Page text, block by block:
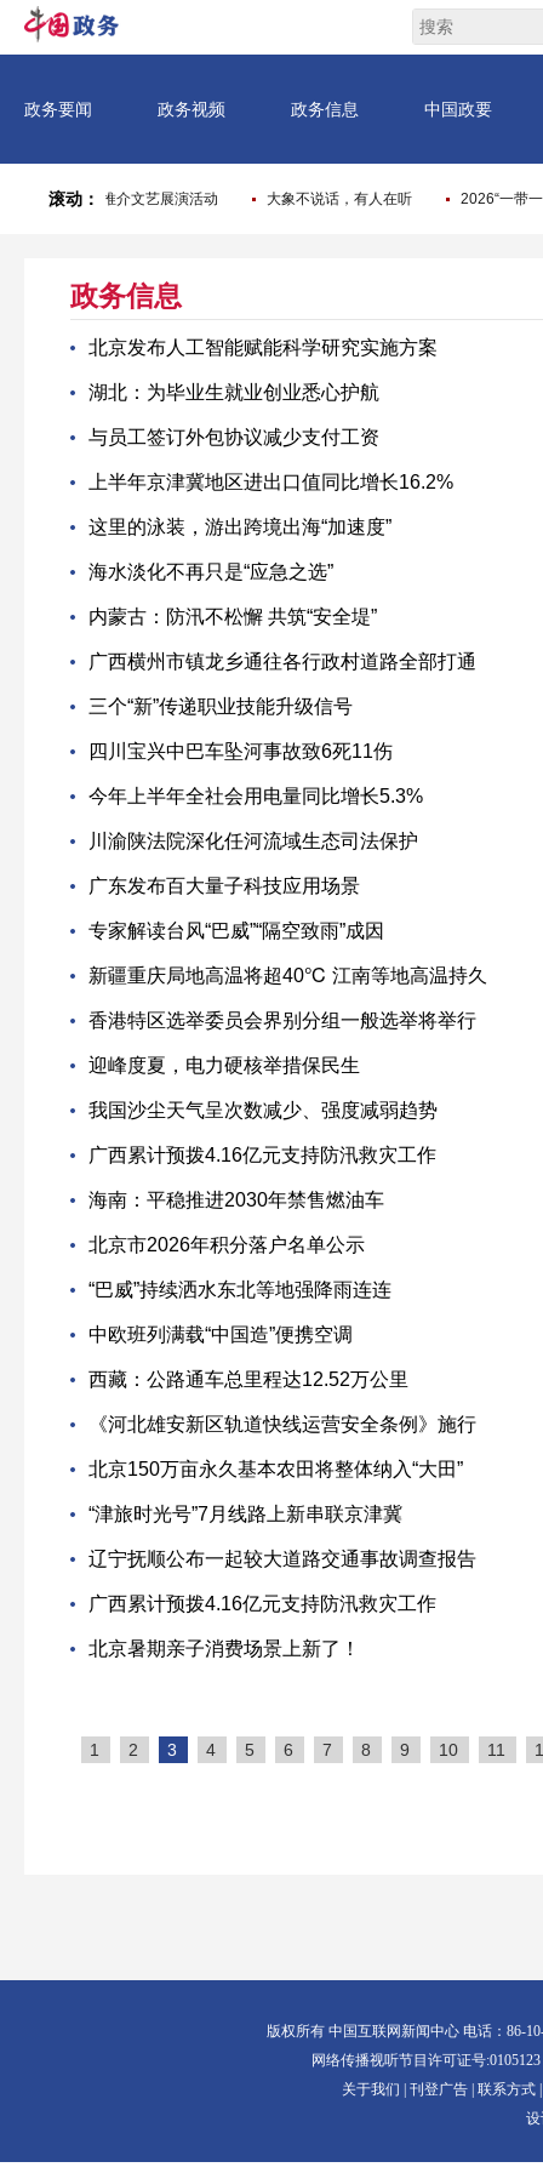
政务信息
北京发布人工智能赋能科学研究实施方案
湖北：为毕业生就业创业悉心护航
与员工签订外包协议减少支付工资
上半年京津冀地区进出口值同比增长16.2%
这里的泳装，游出跨境出海“加速度”
海水淡化不再只是“应急之选”
内蒙古：防汛不松懈 共筑“安全堤”
广西横州市镇龙乡通往各行政村道路全部打通
三个“新”传递职业技能升级信号
四川宝兴中巴车坠河事故致6死11伤
今年上半年全社会用电量同比增长5.3%
川渝陕法院深化任河流域生态司法保护
广东发布百大量子科技应用场景
专家解读台风“巴威”“隔空致雨”成因
新疆重庆局地高温将超40℃ 江南等地高温持久
香港特区选举委员会界别分组一般选举将举行
迎峰度夏，电力硬核举措保民生
我国沙尘天气呈次数减少、强度减弱趋势
广西累计预拨4.16亿元支持防汛救灾工作
海南：平稳推进2030年禁售燃油车
北京市2026年积分落户名单公示
“巴威”持续洒水东北等地强降雨连连
中欧班列满载“中国造”便携空调
西藏：公路通车总里程达12.52万公里
《河北雄安新区轨道快线运营安全条例》施行
北京150万亩永久基本农田将整体纳入“大田”
“津旅时光号”7月线路上新串联京津冀
辽宁抚顺公布一起较大道路交通事故调查报告
广西累计预拨4.16亿元支持防汛救灾工作
北京暑期亲子消费场景上新了！
1 2 3 4 5 6 7 8 9 10 11